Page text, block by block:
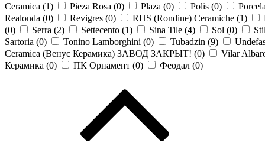
Ceramica (1) Pieza Rosa (0) Plaza (0) Polis (0)
Realonda (0) Revigres (0) RHS (Rondine) Ceramiche (1)
(0) Serra (2) Settecento (1) Sina Tile (4) Sol (0)
Sartoria (0) Tonino Lamborghini (0) Tubadzin (9)
Ceramica (Венус Керамика) ЗАВОД ЗАКРЫТ! (0)
Vilar
Керамика (0) ПК Орнамент (0) Феодал (0)